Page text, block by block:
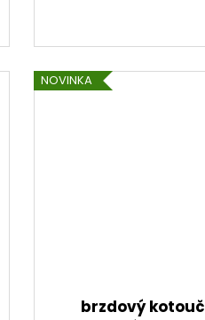
NOVINKA
brzdový kotouč